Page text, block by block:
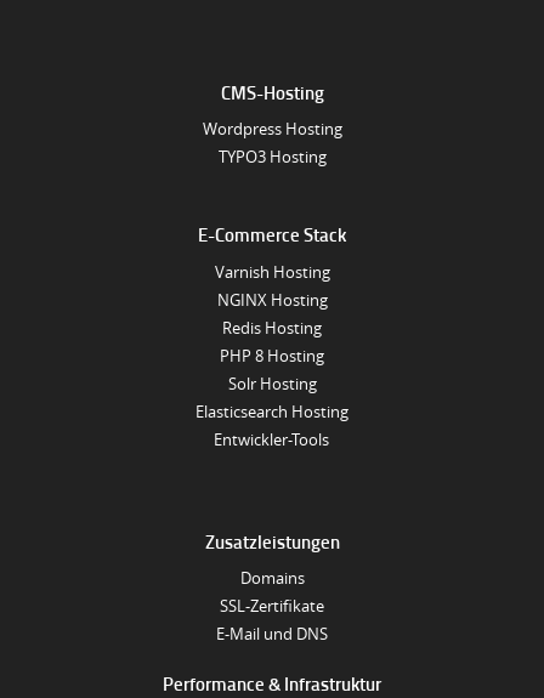
CMS-Hosting
Wordpress Hosting
TYPO3 Hosting
E-Commerce Stack
Varnish Hosting
NGINX Hosting
Redis Hosting
PHP 8 Hosting
Solr Hosting
Elasticsearch Hosting
Entwickler-Tools
Zusatzleistungen
Domains
SSL-Zertifikate
E-Mail und DNS
Performance & Infrastruktur